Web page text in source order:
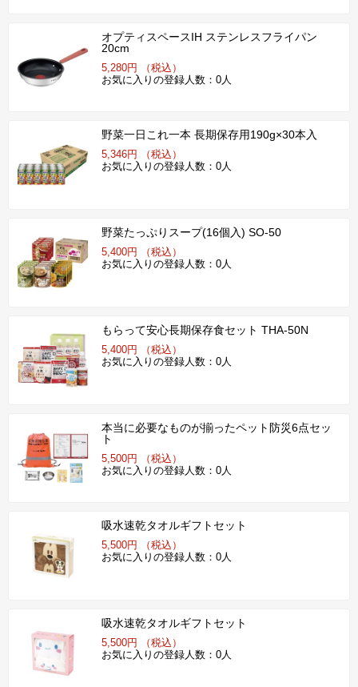
オプティスペースIH ステンレスフライパン
20cm
5,280円 （税込）
お気に入りの登録人数：0人
野菜一日これ一本 長期保存用190g×30本入
5,346円 （税込）
お気に入りの登録人数：0人
野菜たっぷりスープ(16個入) SO-50
5,400円 （税込）
お気に入りの登録人数：0人
もらって安心長期保存食セット THA-50N
5,400円 （税込）
お気に入りの登録人数：0人
本当に必要なものが揃ったペット防災6点セッ
ト
5,500円 （税込）
お気に入りの登録人数：0人
吸水速乾タオルギフトセット
5,500円 （税込）
お気に入りの登録人数：0人
吸水速乾タオルギフトセット
5,500円 （税込）
お気に入りの登録人数：0人